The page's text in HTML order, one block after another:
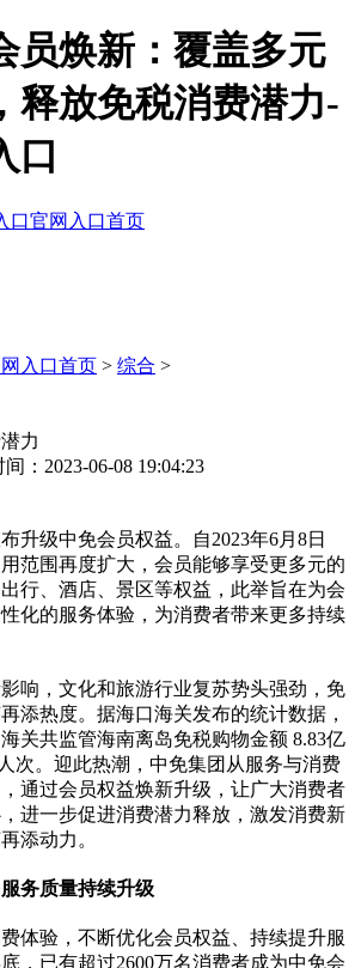
员焕新：覆盖多元
释放免税消费潜力-
口
口官网入口首页
入口首页 > 综合 >
力
：2023-06-08 19:04:23
升级中免会员权益。自2023年6月8日
范围再度扩大，会员能够享受更多元的
行、酒店、景区等权益，此举旨在为会
化的服务体验，为消费者带来更多持续
响，文化和旅游行业复苏势头强劲，免
添热度。据海口海关发布的统计数据，
关共监管海南离岛免税购物金额 8.83亿
次。迎此热潮，中免集团从服务与消费
通过会员权益焕新升级，让广大消费者
进一步促进消费潜力释放，激发消费新
添动力。
务质量持续升级
体验，不断优化会员权益、持续提升服
，已有超过2600万名消费者成为中免会